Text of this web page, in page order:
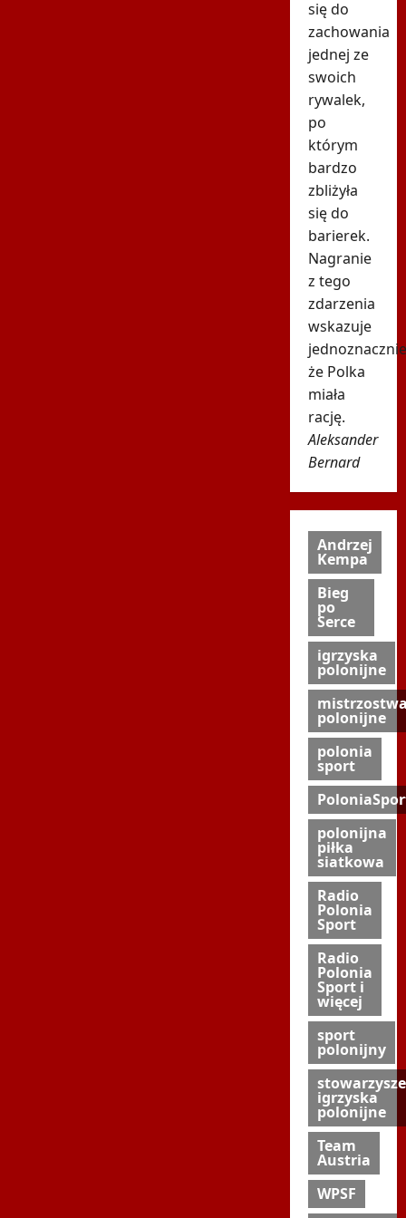
się do
zachowania
jednej ze
swoich
rywalek,
po
którym
bardzo
zbliżyła
się do
barierek.
Nagranie
z tego
zdarzenia
wskazuje
że Polka
miała
rację.
Aleksander
Bernard
Andrzej
Kempa
Bieg
po
Serce
igrzyska
polonijne
polonijne
polonia
sport
polonijna
piłka
siatkowa
Radio
Polonia
Sport
Radio
Polonia
Sport i
więcej
sport
polonijny
igrzyska
polonijne
Team
Austria
WPSF